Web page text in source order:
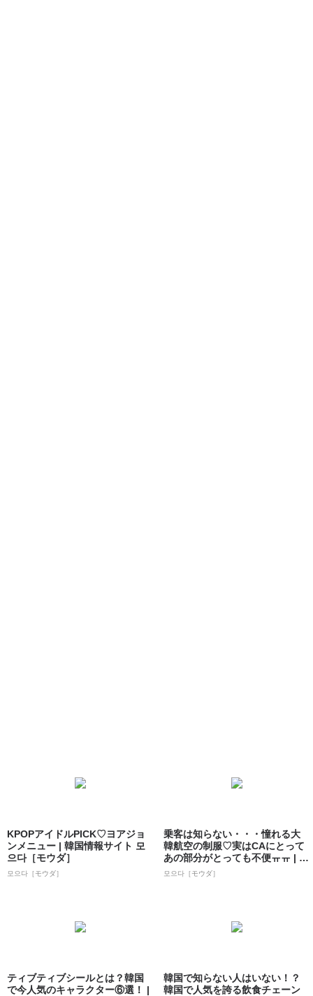
KPOPアイドルPICK♡ヨアジョ
ンメニュー | 韓国情報サイト 모
으다［モウダ］
모으다［モウダ］
乗客は知らない・・・憧れる大
韓航空の制服♡実はCAにとって
あの部分がとっても不便ㅠㅠ | 韓
国情報...
모으다［モウダ］
ティブティブシールとは？韓国
で今人気のキャラクター⑥選！ |
韓国で知らない人はいない！？
韓国で人気を誇る飲食チェーン